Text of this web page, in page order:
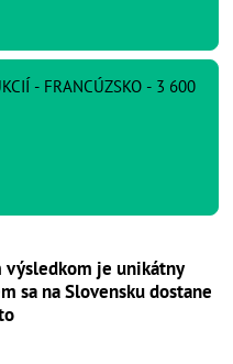
- FRANCÚZSKO - 3 600
výsledkom je unikátny
sa na Slovensku dostane